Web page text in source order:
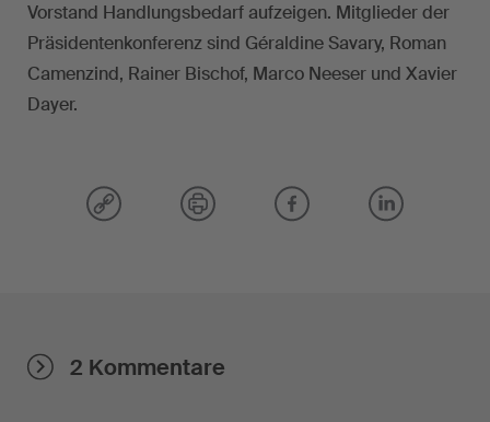
Vorstand Handlungsbedarf aufzeigen. Mitglieder der
Präsidentenkonferenz sind Géraldine Savary, Roman
Camenzind, Rainer Bischof, Marco Neeser und Xavier
Dayer.
2 Kommentare